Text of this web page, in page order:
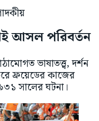
আসল পরিবর্তন
ভাষাতত্ত্ব, দর্শন
ফ্রয়েডের কাজের
সালের ঘটনা।